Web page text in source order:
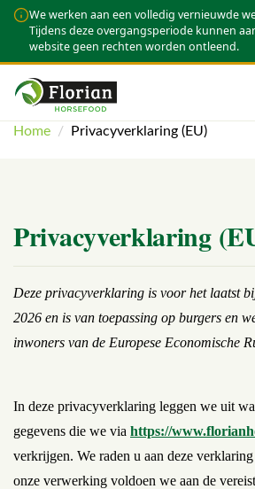
(Webshop)
(Over Florian)
We werken aan een volledig vernieuwde
Tijdens deze overgangsperiode kunnen
website geen rechten worden ontleend.
Home / Privacyverklaring (EU)
Privacyverklaring
Deze privacyverklaring is voor het laatst
2026 en is van toepassing op burgers en
inwoners van de Europese Economische
In deze privacyverklaring leggen we uit
gegevens die we via https://
verkrijgen. We raden u aan deze
onze verwerking voldoen we aan de